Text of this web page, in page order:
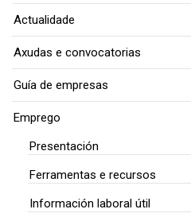
Actualidade
Axudas e convocatorias
Guía de empresas
Emprego
Presentación
Ferramentas e recursos
Información laboral útil